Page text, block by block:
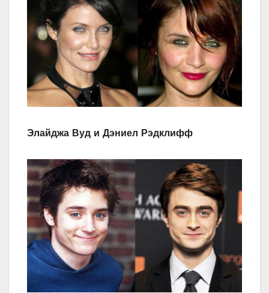
Элайджа Вуд и Дэниел Рэдклифф